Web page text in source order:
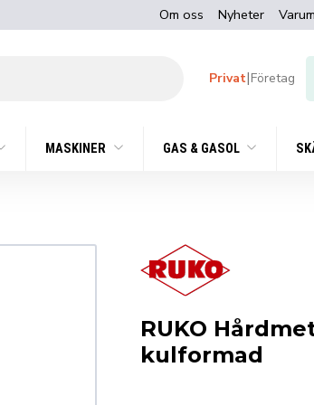
Om oss Nyheter
Privat|Företag
MASKINER GAS & GASOL
RUKO
kulformad